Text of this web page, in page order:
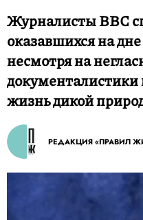
Журналисты BBC
оказавшихся на
несмотря на
жизнь дикой
РЕДАКЦИЯ «ПРАВИЛ